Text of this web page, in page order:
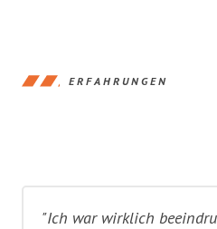
ERFAHRUNGEN
"Ich war wirklich